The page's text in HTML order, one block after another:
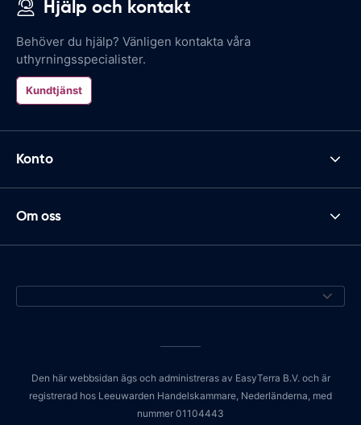
Hjälp och kontakt
Behöver du hjälp? Vänligen kontakta våra
uthyrningsspecialister.
Kundtjänst
Konto
Om oss
Den här webbsidan ägs och administreras av EasyTerra B.V. och är
registrerad hos Leeuwarden Handelskammare, Nederländerna, med
nummer 01104443